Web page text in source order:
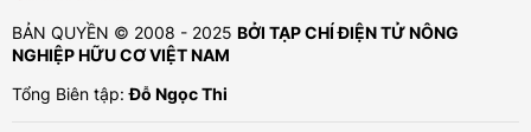
BẢN QUYỀN © 2008 - 2025 BỞI TẠP CHÍ ĐIỆN TỬ NÔNG
NGHIỆP HỮU CƠ VIỆT NAM
Tổng Biên tập:Đỗ Ngọc Thi